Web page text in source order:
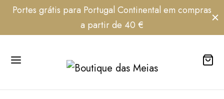
Portes grátis para Portugal Continental em compras
a partir de 40 €